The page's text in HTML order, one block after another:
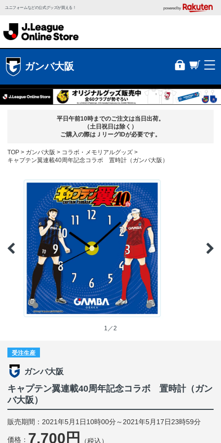
ユニフォームなどの公式グッズが買える！ powered by
ガンバ大阪
平日午前10時までのご注文は当日出荷。
（土日祝日は除く）
ご購入の際はＪリーグIDが必要です。
TOP ガンバ大阪
コラボ・メモリアルグッズ
キャプテン翼連載40周年記念コラボ 置時計（ガンバ大阪）
1／2
受注生産
ガンバ大阪
キャプテン翼連載40周年記念コラボ 置時計（ガン
バ大阪）
販売期間：2021年5月1日10時00分～2021年5月17日23時59分
価格： 7,700円 （税込）